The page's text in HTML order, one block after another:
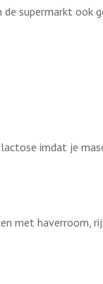
supermarkt ook
imdat je
met haverroom,